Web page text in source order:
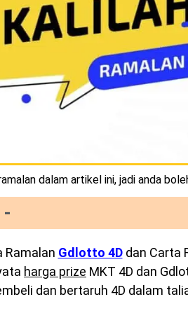
dalam artikel ini, jadi anda
-
Ramalan Gdlotto 4Ddan Carta
harga prize MKT 4D dan
dan bertaruh 4D dalam